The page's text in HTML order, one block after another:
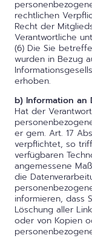
rechtlichen
Recht der
Verantwortliche
(6) Die Sie
wurden in Bezug
erhoben.
b) Information an
Hat der
er gem. Art. 17
verpflichtet, so
verfügbaren
angemessene
die
informieren, dass
Löschung aller
oder von Kopien